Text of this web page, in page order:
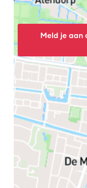
Meld je aan